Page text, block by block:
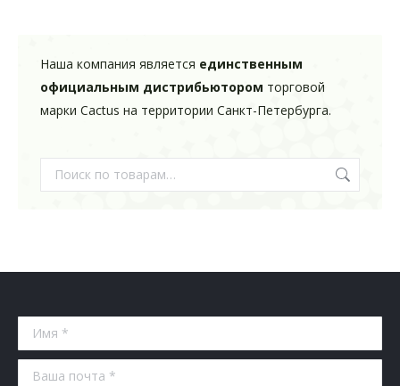
Наша компания является единственным
официальным дистрибьютором торговой
марки Cactus на территории Санкт-Петербурга.
Имя *
Ваша почта *